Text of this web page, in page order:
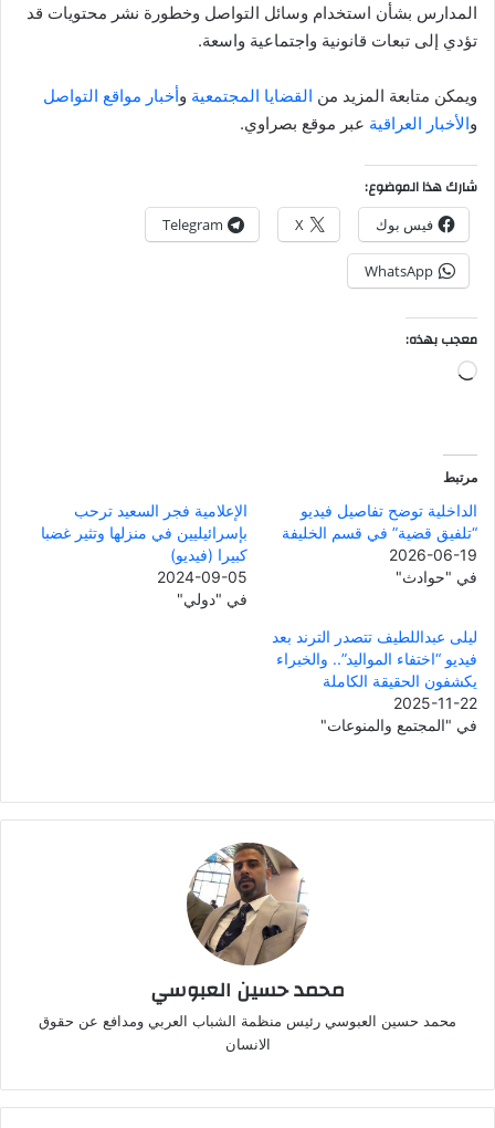
المدارس بشأن استخدام وسائل التواصل وخطورة نشر محتويات قد
تؤدي إلى تبعات قانونية واجتماعية واسعة.
ويمكن متابعة المزيد من القضايا المجتمعية وأخبار مواقع التواصل
والأخبار العراقية عبر موقع بصراوي.
شارك هذا الموضوع:
فيس بوك X
Telegram
WhatsApp
معجب بهذه:
جاري
مرتبط
الداخلية توضح تفاصيل فيديو
“تلفيق قضية” في قسم الخليفة
2026-06-19
في "حوادث"
الإعلامية فجر السعيد ترحب
بإسرائيليين في منزلها وتثير غضبا
كبيرا (فيديو)
2024-09-05
في "دولي"
ليلى عبداللطيف تتصدر الترند بعد
فيديو “اختفاء المواليد”.. والخبراء
يكشفون الحقيقة الكاملة
2025-11-22
في "المجتمع والمنوعات"
محمد حسين العبوسي
محمد حسين العبوسي رئيس منظمة الشباب العربي ومدافع عن حقوق
الانسان